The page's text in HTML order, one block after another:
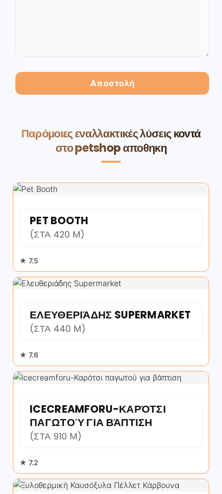
Παρόμοιες εναλλακτικές λύσεις κοντά
στο petshop αποθηκη
PET BOOTH
(ΣΤΑ 420 M)
★ 7.5
ΕΛΕΥΘΕΡΙΆΔΗΣ SUPERMARKET
(ΣΤΑ 440 M)
★ 7.6
ICECREAMFORU-ΚΑΡΌΤΣΙ
ΠΑΓΩΤΟΎ ΓΙΑ ΒΆΠΤΙΣΗ
(ΣΤΑ 910 M)
★ 7.2